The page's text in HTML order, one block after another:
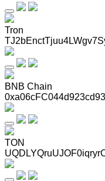
Tron
BNB Chain
TON